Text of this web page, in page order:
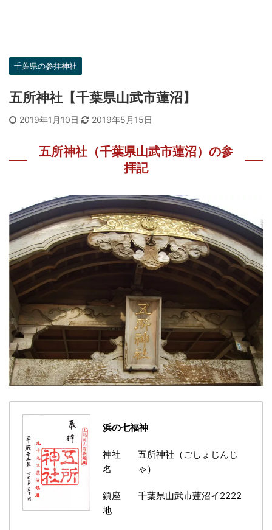
千葉県の参拝神社
五所神社【千葉県山武市蓮沼】
2019年1月10日 2019年5月15日
五所神社（千葉県山武市蓮沼）の参
拝記
浜の七福神
神社
名
五所神社（ごしょじんじ
ゃ）
鎮座
地
千葉県山武市蓮沼イ2222